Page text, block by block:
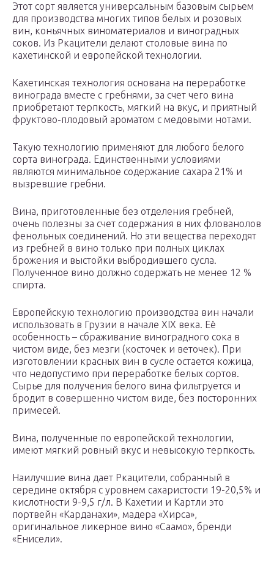
Этот сорт является универсальным базовым сырьем
для производства многих типов белых и розовых
вин, коньячных виноматериалов и виноградных
соков. Из Ркацители делают столовые вина по
кахетинской и европейской технологии.
Кахетинская технология основана на переработке
винограда вместе с гребнями, за счет чего вина
приобретают терпкость, мягкий на вкус, и приятный
фруктово-плодовый ароматом с медовыми нотами.
Такую технологию применяют для любого белого
сорта винограда. Единственными условиями
являются минимальное содержание сахара 21% и
вызревшие гребни.
Вина, приготовленные без отделения гребней,
очень полезны за счет содержания в них флованолов
фенольных соединений. Но эти вещества переходят
из гребней в вино только при полных циклах
брожения и выстойки выбродившего сусла.
Полученное вино должно содержать не менее 12 %
спирта.
Европейскую технологию производства вин начали
использовать в Грузии в начале ХІХ века. Её
особенность – сбраживание виноградного сока в
чистом виде, без мезги (косточек и веточек). При
изготовлении красных вин в сусле остается кожица,
что недопустимо при переработке белых сортов.
Сырье для получения белого вина фильтруется и
бродит в совершенно чистом виде, без посторонних
примесей.
Вина, полученные по европейской технологии,
имеют мягкий ровный вкус и невысокую терпкость.
Наилучшие вина дает Ркацители, собранный в
середине октября с уровнем сахаристости 19-20,5% и
кислотности 9-9,5 г/л. В Кахетии и Картли это
портвейн «Карданахи», мадера «Хирса»,
оригинальное ликерное вино «Саамо», бренди
«Енисели».